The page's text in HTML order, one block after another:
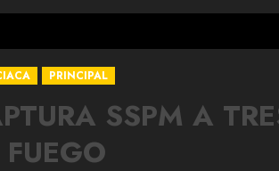
PRINCIPAL
SSPM A
FUEGO